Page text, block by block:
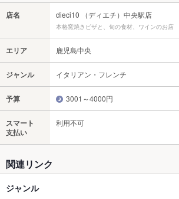
店名 dieci10 （ディエチ）中央駅店
本格窯焼きピザと、旬の食材、ワインのお店
エリア 鹿児島中央
ジャンル イタリアン・フレンチ
予算 3001～4000円
スマート
支払い
利用不可
関連リンク
ジャンル